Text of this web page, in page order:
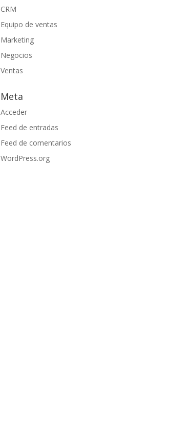
CRM
Equipo de ventas
Marketing
Negocios
Ventas
Meta
Acceder
Feed de entradas
Feed de comentarios
WordPress.org